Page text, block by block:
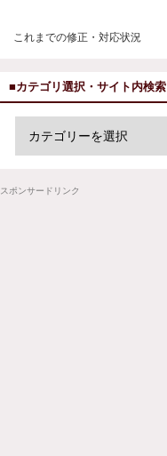
これまでの修正・対応状況
■カテゴリ選択・サイト内検索
スポンサードリンク